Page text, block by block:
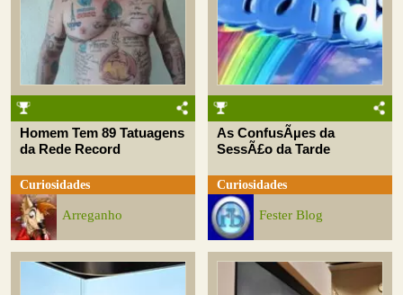
Homem Tem 89 Tatuagens
da Rede Record
Curiosidades
Arreganho
As ConfusÃµes da
SessÃ£o da Tarde
Curiosidades
Fester Blog